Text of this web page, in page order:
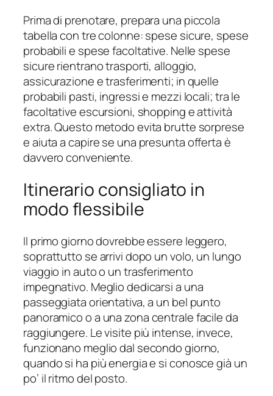
Prima di prenotare, prepara una piccola
tabella con tre colonne: spese sicure, spese
probabili e spese facoltative. Nelle spese
sicure rientrano trasporti, alloggio,
assicurazione e trasferimenti; in quelle
probabili pasti, ingressi e mezzi locali; tra le
facoltative escursioni, shopping e attività
extra. Questo metodo evita brutte sorprese
e aiuta a capire se una presunta offerta è
davvero conveniente.
Itinerario consigliato in
modo flessibile
Il primo giorno dovrebbe essere leggero,
soprattutto se arrivi dopo un volo, un lungo
viaggio in auto o un trasferimento
impegnativo. Meglio dedicarsi a una
passeggiata orientativa, a un bel punto
panoramico o a una zona centrale facile da
raggiungere. Le visite più intense, invece,
funzionano meglio dal secondo giorno,
quando si ha più energia e si conosce già un
po’ il ritmo del posto.